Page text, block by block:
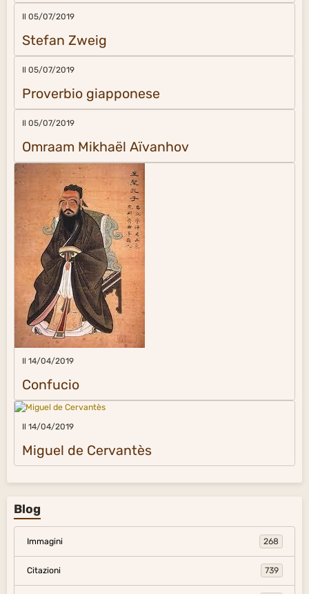
Il 05/07/2019
Stefan Zweig
Il 05/07/2019
Proverbio giapponese
Il 05/07/2019
Omraam Mikhaël Aïvanhov
Il 14/04/2019
Confucio
Il 14/04/2019
Miguel de Cervantès
Blog
Immagini 268
Citazioni 739